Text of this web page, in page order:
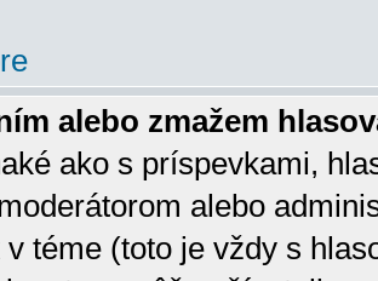
alebo zmažem
ako s príspevkami,
alebo
téme (toto je vždy s